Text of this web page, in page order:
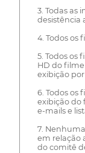
3. Todas as
desistência
4. Todos os
5. Todos os
HD do
exibição
6. Todos os
exibição do
e-mails e
7.
em relação
do comitê